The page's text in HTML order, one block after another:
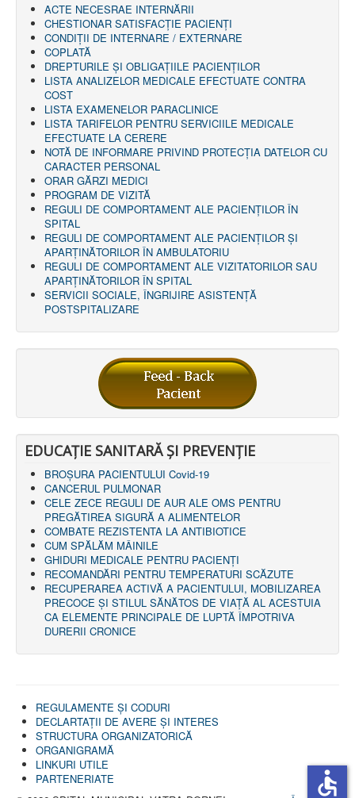
ACTE NECESRAE INTERNĂRII
CHESTIONAR SATISFACŢIE PACIENŢI
CONDIȚII DE INTERNARE / EXTERNARE
COPLATĂ
DREPTURILE ŞI OBLIGAŢIILE PACIENȚILOR
LISTA ANALIZELOR MEDICALE EFECTUATE CONTRA
COST
LISTA EXAMENELOR PARACLINICE
LISTA TARIFELOR PENTRU SERVICIILE MEDICALE
EFECTUATE LA CERERE
NOTĂ DE INFORMARE PRIVIND PROTECŢIA DATELOR CU
CARACTER PERSONAL
ORAR GĂRZI MEDICI
PROGRAM DE VIZITĂ
REGULI DE COMPORTAMENT ALE PACIENȚILOR ÎN
SPITAL
REGULI DE COMPORTAMENT ALE PACIENȚILOR ȘI
APARȚINĂTORILOR ÎN AMBULATORIU
REGULI DE COMPORTAMENT ALE VIZITATORILOR SAU
APARȚINĂTORILOR ÎN SPITAL
SERVICII SOCIALE, ÎNGRIJIRE ASISTENŢĂ
POSTSPITALIZARE
EDUCAȚIE SANITARĂ ȘI PREVENȚIE
BROȘURA PACIENTULUI Covid-19
CANCERUL PULMONAR
CELE ZECE REGULI DE AUR ALE OMS PENTRU
PREGĂTIREA SIGURĂ A ALIMENTELOR
COMBATE REZISTENTA LA ANTIBIOTICE
CUM SPĂLĂM MÂINILE
GHIDURI MEDICALE PENTRU PACIENȚI
RECOMANDĂRI PENTRU TEMPERATURI SCĂZUTE
RECUPERAREA ACTIVĂ A PACIENTULUI, MOBILIZAREA
PRECOCE ȘI STILUL SĂNĂTOS DE VIAȚĂ AL ACESTUIA
CA ELEMENTE PRINCIPALE DE LUPTĂ ÎMPOTRIVA
DURERII CRONICE
REGULAMENTE ŞI CODURI
DECLARTAŢII DE AVERE ȘI INTERES
STRUCTURA ORGANIZATORICĂ
ORGANIGRAMĂ
LINKURI UTILE
PARTENERIATE
accessible